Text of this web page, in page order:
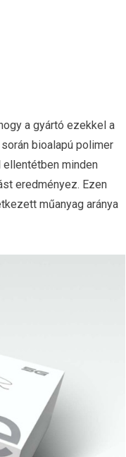
a gyártó ezekkel a
bioalapú polimer
ellentétben minden
eredményez. Ezen
műanyag aránya